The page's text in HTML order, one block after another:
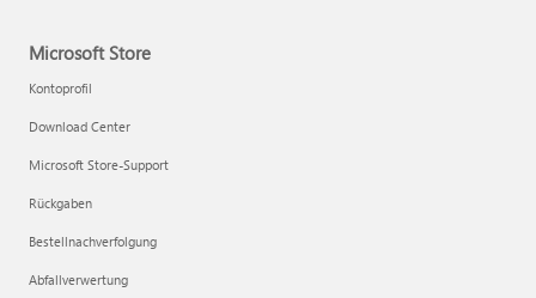
Microsoft Store
Kontoprofil
Download Center
Microsoft Store-Support
Rückgaben
Bestellnachverfolgung
Abfallverwertung